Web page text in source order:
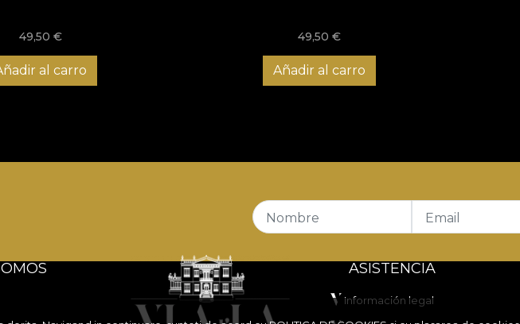
49,50€
al carro
49,50€
Añadir al carro
Nombre Email
ASISTENCIA
Información legal